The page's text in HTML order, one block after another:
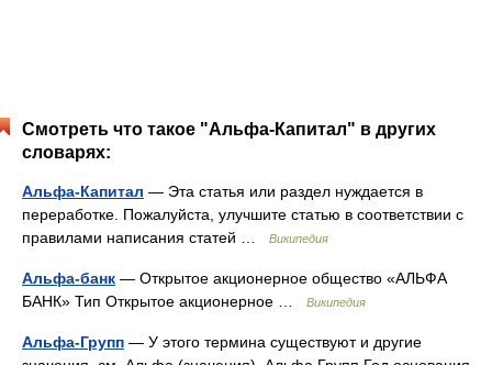
Смотреть что такое "Альфа-Капитал" в других
словарях:
Альфа-Капитал — Эта статья или раздел нуждается в
переработке. Пожалуйста, улучшите статью в соответствии с
правилами написания статей …
Википедия
Альфа-банк — Открытое акционерное общество «АЛЬФА
БАНК» Тип Открытое акционерное …
Википедия
Альфа-Групп — У этого термина существуют и другие